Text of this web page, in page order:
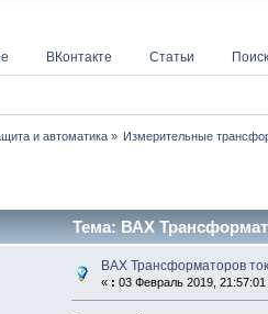
ВКонтакте Статьи Поиск
и автоматика» Измерительные
Тема: ВАХ
ВАХ Трансформаторов
« : 03 Февраль 2019, 21:57:01